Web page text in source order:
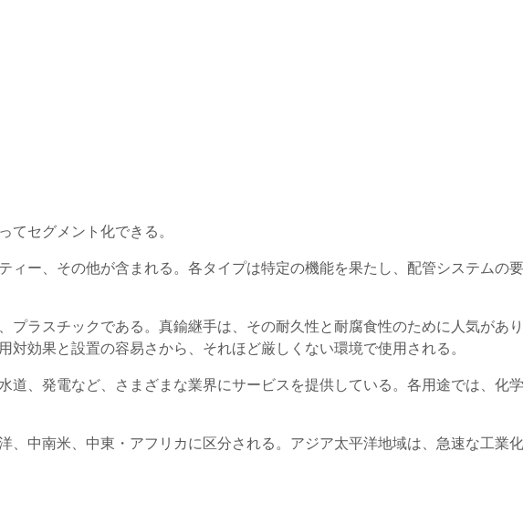
てセグメント化できる。
ィー、その他が含まれる。各タイプは特定の機能を果たし、配管システムの
ラスチックである。真鍮継手は、その耐久性と耐腐食性のために人気があ
効果と設置の容易さから、それほど厳しくない環境で使用される。
道、発電など、さまざまな業界にサービスを提供している。各用途では、化
、中南米、中東・アフリカに区分される。アジア太平洋地域は、急速な工業